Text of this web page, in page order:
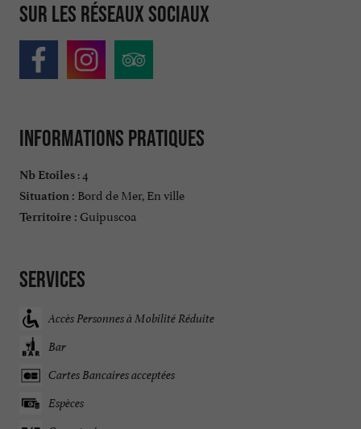
Sur les réseaux sociaux
Informations pratiques
Nb Etoiles : 4
Situation : Bord de Mer, En ville
Territoire : Guipuscoa
Services
Accès Personnes à Mobilité Réduite
Bar
Cartes Bancaires acceptées
Espèces